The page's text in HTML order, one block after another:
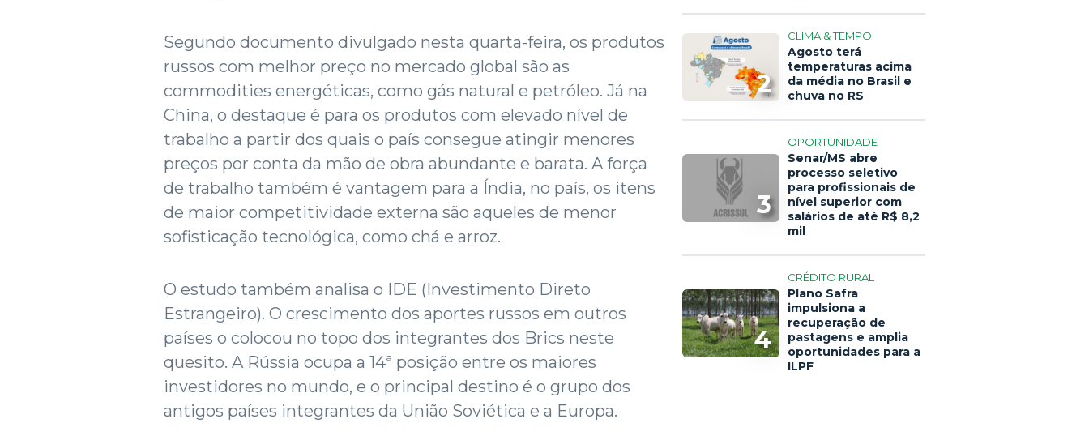
Segundo documento divulgado nesta quarta-feira, os produtos
russos com melhor preço no mercado global são as
commodities energéticas, como gás natural e petróleo. Já na
China, o destaque é para os produtos com elevado nível de
trabalho a partir dos quais o país consegue atingir menores
preços por conta da mão de obra abundante e barata. A força
de trabalho também é vantagem para a Índia, no país, os itens
de maior competitividade externa são aqueles de menor
sofisticação tecnológica, como chá e arroz.
O estudo também analisa o IDE (Investimento Direto
Estrangeiro). O crescimento dos aportes russos em outros
países o colocou no topo dos integrantes dos Brics neste
quesito. A Rússia ocupa a 14ª posição entre os maiores
investidores no mundo, e o principal destino é o grupo dos
antigos países integrantes da União Soviética e a Europa.
2
CLIMA & TEMPO
Agosto terá
temperaturas acima
da média no Brasil e
chuva no RS
3
OPORTUNIDADE
Senar/MS abre
processo seletivo
para profissionais de
nível superior com
salários de até R$ 8,2
mil
4
CRÉDITO RURAL
Plano Safra
impulsiona a
recuperação de
pastagens e amplia
oportunidades para a
ILPF